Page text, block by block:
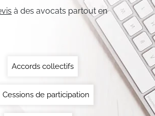
à des avocats partout en
Accords collectifs
Cessions de participation